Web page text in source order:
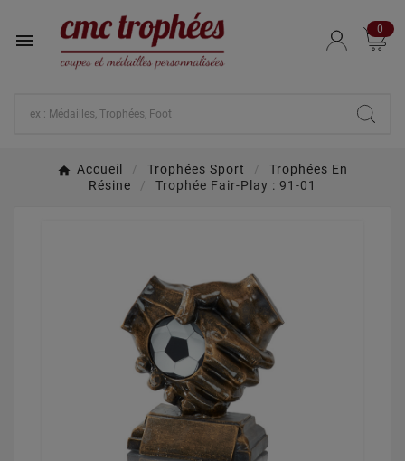

0
Accueil Trophées Sport
Trophées En
Résine
Trophée Fair-Play : 91-01